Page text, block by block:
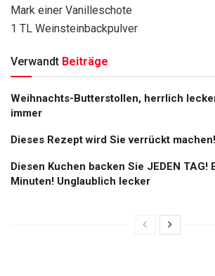
Mark einer Vanilleschote
1 TL Weinsteinbackpulver
Verwandt Beiträge
Weihnachts-Butterstollen, herrlich
immer
Dieses Rezept wird Sie verrückt
Diesen Kuchen backen Sie JEDEN TAG!
Minuten! Unglaublich lecker